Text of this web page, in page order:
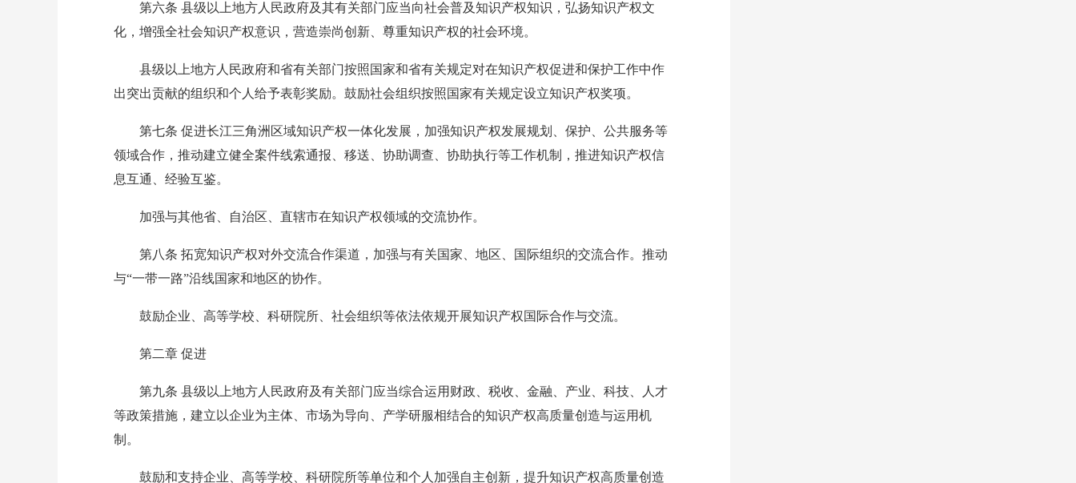
第六条 县级以上地方人民政府及其有关部门应当向社会普及知识产权知识，弘扬知识产权文
化，增强全社会知识产权意识，营造崇尚创新、尊重知识产权的社会环境。
县级以上地方人民政府和省有关部门按照国家和省有关规定对在知识产权促进和保护工作中作
出突出贡献的组织和个人给予表彰奖励。鼓励社会组织按照国家有关规定设立知识产权奖项。
第七条 促进长江三角洲区域知识产权一体化发展，加强知识产权发展规划、保护、公共服务等
领域合作，推动建立健全案件线索通报、移送、协助调查、协助执行等工作机制，推进知识产权信
息互通、经验互鉴。
加强与其他省、自治区、直辖市在知识产权领域的交流协作。
第八条 拓宽知识产权对外交流合作渠道，加强与有关国家、地区、国际组织的交流合作。推动
与“一带一路”沿线国家和地区的协作。
鼓励企业、高等学校、科研院所、社会组织等依法依规开展知识产权国际合作与交流。
第二章 促进
第九条 县级以上地方人民政府及有关部门应当综合运用财政、税收、金融、产业、科技、人才
等政策措施，建立以企业为主体、市场为导向、产学研服相结合的知识产权高质量创造与运用机
制。
鼓励和支持企业、高等学校、科研院所等单位和个人加强自主创新，提升知识产权高质量创造